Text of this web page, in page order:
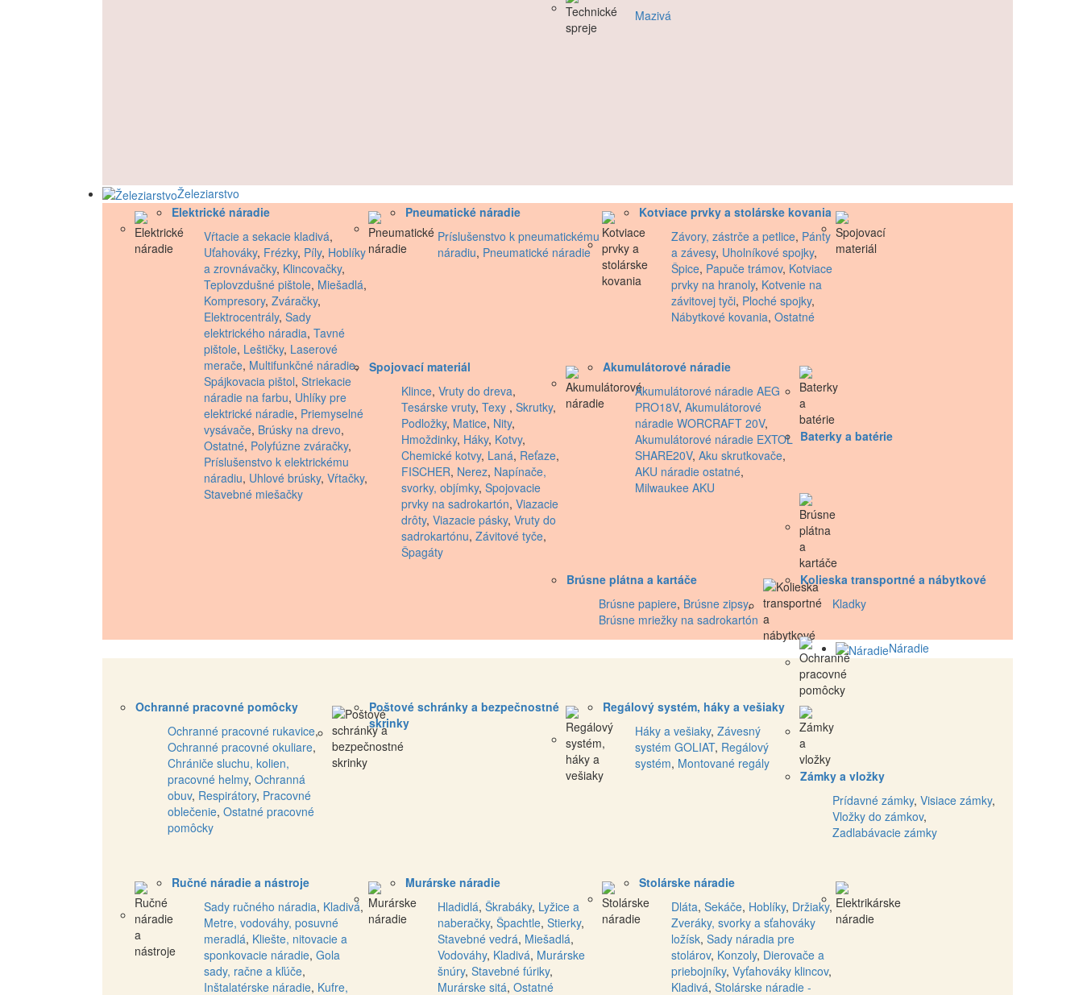
Mazivá
Železiarstvo
Elektrické náradie
Vŕtacie a sekacie kladivá,
Uťahováky, Frézky, Píly, Hoblíky
a zrovnávačky, Klincovačky,
Teplovzdušné pištole, Miešadlá,
Kompresory, Zváračky,
Elektrocentrály, Sady
elektrického náradia, Tavné
pištole, Leštičky, Laserové
merače, Multifunkčné náradie,
Spájkovacia pištol, Striekacie
náradie na farbu, Uhlíky pre
elektrické náradie, Priemyselné
vysávače, Brúsky na drevo,
Ostatné, Polyfúzne zváračky,
Príslušenstvo k elektrickému
náradiu, Uhlové brúsky, Vŕtačky,
Stavebné miešačky
Pneumatické náradie
Príslušenstvo k pneumatickému
náradiu, Pneumatické náradie
Kotviace prvky a stolárske kovania
Závory, zástrče a petlice, Pánty
a závesy, Uholníkové spojky,
Špice, Papuče trámov, Kotviace
prvky na hranoly, Kotvenie na
závitovej tyči, Ploché spojky,
Nábytkové kovania, Ostatné
Spojovací materiál
Klince, Vruty do dreva,
Tesárske vruty, Texy , Skrutky,
Podložky, Matice, Nity,
Hmoždinky, Háky, Kotvy,
Chemické kotvy, Laná, Reťaze,
FISCHER, Nerez, Napínače,
svorky, objímky, Spojovacie
prvky na sadrokartón, Viazacie
drôty, Viazacie pásky, Vruty do
sadrokartónu, Závitové tyče,
Špagáty
Akumulátorové náradie
Akumulátorové náradie AEG
PRO18V, Akumulátorové
náradie WORCRAFT 20V,
Akumulátorové náradie EXTOL
SHARE20V, Aku skrutkovače,
AKU náradie ostatné,
Milwaukee AKU
Baterky a batérie
Brúsne plátna a kartáče
Brúsne papiere, Brúsne zipsy,
Brúsne mriežky na sadrokartón
Kolieska transportné a nábytkové
Kladky
Ochranné pracovné pomôcky
Ochranné pracovné rukavice,
Ochranné pracovné okuliare,
Chrániče sluchu, kolien,
pracovné helmy, Ochranná
obuv, Respirátory, Pracovné
oblečenie, Ostatné pracovné
pomôcky
Poštové schránky a bezpečnostné
skrinky
Regálový systém, háky a vešiaky
Háky a vešiaky, Závesný
systém GOLIAT, Regálový
systém, Montované regály
Zámky a vložky
Prídavné zámky, Visiace zámky,
Vložky do zámkov,
Zadlabávacie zámky
Náradie
Ručné náradie a nástroje
Sady ručného náradia, Kladivá,
Metre, vodováhy, posuvné
meradlá, Kliešte, nitovacie a
sponkovacie náradie, Gola
sady, račne a kľúče,
Inštalatérske náradie, Kufre,
Murárske náradie
Hladidlá, Škrabáky, Lyžice a
naberačky, Špachtle, Stierky,
Stavebné vedrá, Miešadlá,
Vodováhy, Kladivá, Murárske
šnúry, Stavebné fúriky,
Murárske sitá, Ostatné
Stolárske náradie
Dláta, Sekáče, Hoblíky, Držiaky,
Zveráky, svorky a sťahováky
ložísk, Sady náradia pre
stolárov, Konzoly, Dierovače a
priebojníky, Vyťahováky klincov,
Kladivá, Stolárske náradie -